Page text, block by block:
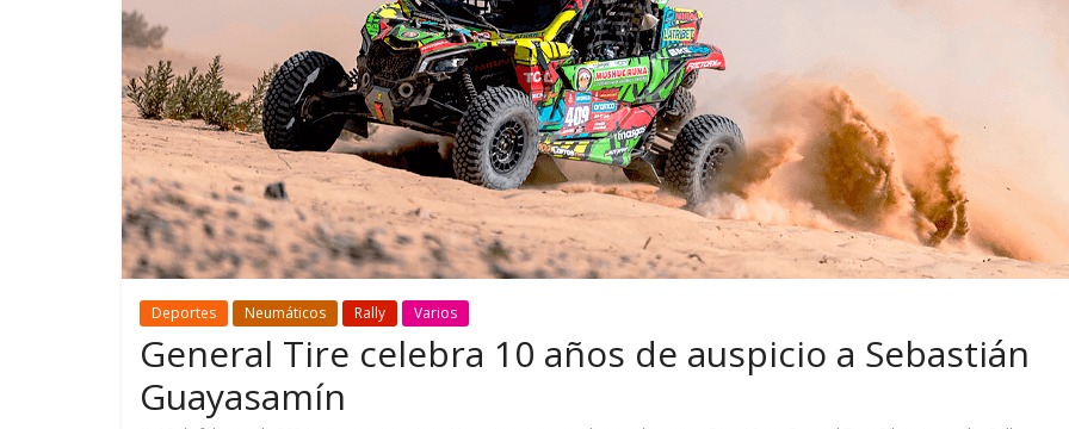
Deportes Neumáticos Rally Varios
General Tire celebra 10 años de auspicio a Sebastián
Guayasamín